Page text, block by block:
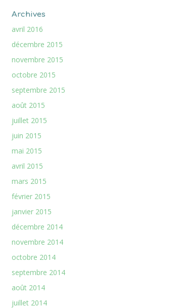
Archives
avril 2016
décembre 2015
novembre 2015
octobre 2015
septembre 2015
août 2015
juillet 2015
juin 2015
mai 2015
avril 2015
mars 2015
février 2015
janvier 2015
décembre 2014
novembre 2014
octobre 2014
septembre 2014
août 2014
juillet 2014